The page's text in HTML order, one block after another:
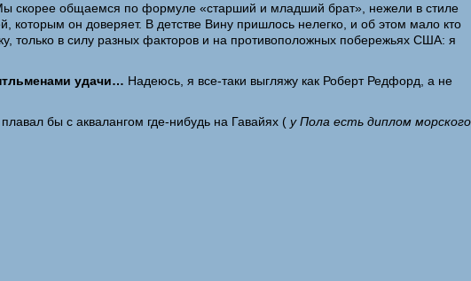
скорее общаемся по формуле «старший и младший брат», нежели в стиле
он доверяет. В детстве Вину пришлось нелегко, и об этом мало кто
только в силу разных факторов и на противоположных побережьях США: я
удачи… Надеюсь, я все-таки выгляжу как Роберт Ред­форд, а не
бы с аквалангом где-нибудь на Гавайях ( у Пола есть диплом морского